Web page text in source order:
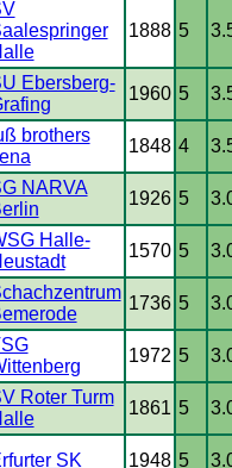
1888 5
Ebersberg-
1960 5
brothers
1848 4
NARVA
1926 5
Halle-
1570 5
1736 5
1972 5
Roter Turm
1861 5
SK 1948 5